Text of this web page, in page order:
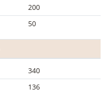
200
50
340
136